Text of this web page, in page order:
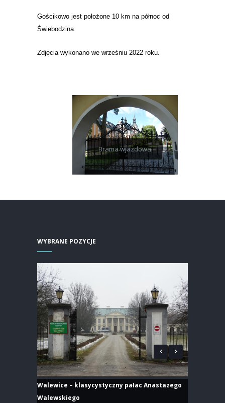
Gościkowo jest położone 10 km na północ od
Świebodzina.
Zdjęcia wykonano we wrześniu 2022 roku.
Brama wjazdowa
WYBRANE POZYCJE
Walewice – klasycystyczny pałac Anastazego
Walewskiego